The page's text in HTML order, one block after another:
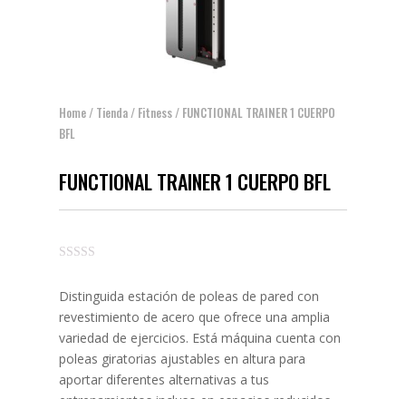
Home/ Tienda/ Fitness/ FUNCTIONAL TRAINER 1 CUERPO
BFL
FUNCTIONAL TRAINER 1 CUERPO BFL
Distinguida estación de poleas de pared con
revestimiento de acero que ofrece una amplia
variedad de ejercicios. Está máquina cuenta con
poleas giratorias ajustables en altura para
aportar diferentes alternativas a tus